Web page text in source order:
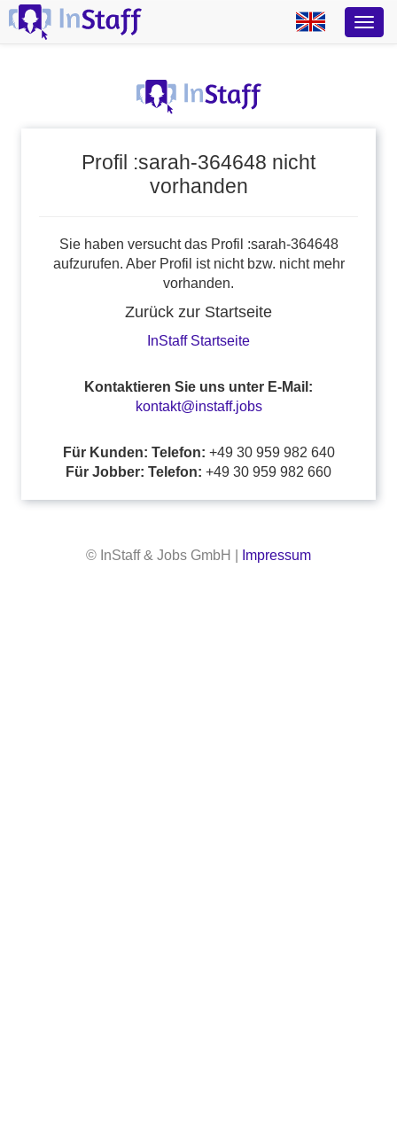
Profil :sarah-364648 nicht
vorhanden
Sie haben versucht das Profil :sarah-364648
aufzurufen. Aber Profil ist nicht bzw. nicht mehr
vorhanden.
Zurück zur Startseite
InStaff Startseite
Kontaktieren Sie uns unter E-Mail:
kontakt@instaff.jobs
Für Kunden: Telefon: +49 30 959 982 640
Für Jobber: Telefon: +49 30 959 982 660
© InStaff & Jobs GmbH | Impressum